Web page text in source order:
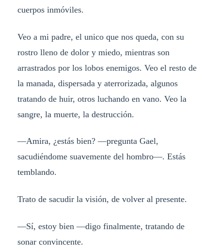
cuerpos inmóviles.
Veo a mi padre, el unico que nos queda, con su
rostro lleno de dolor y miedo, mientras son
arrastrados por los lobos enemigos. Veo el resto de
la manada, dispersada y aterrorizada, algunos
tratando de huir, otros luchando en vano. Veo la
sangre, la muerte, la destrucción.
—Amira, ¿estás bien? —pregunta Gael,
sacudiéndome suavemente del hombro—. Estás
temblando.
Trato de sacudir la visión, de volver al presente.
—Sí, estoy bien —digo finalmente, tratando de
sonar convincente.